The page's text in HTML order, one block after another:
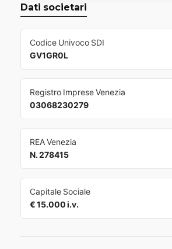
Dati societari
Codice Univoco SDI
GV1GR0L
Registro Imprese Venezia
03068230279
REA Venezia
N. 278415
Capitale Sociale
€ 15.000 i.v.